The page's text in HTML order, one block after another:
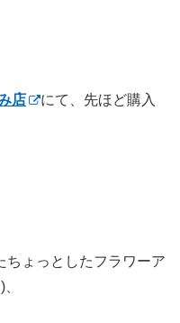
店
にて、先ほど購入
ちょっとしたフラワーア